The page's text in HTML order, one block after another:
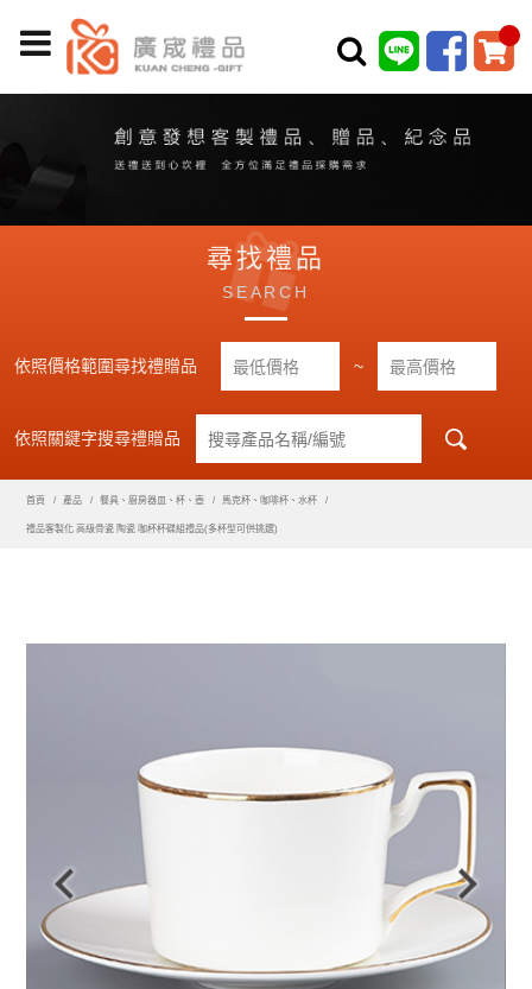
尋找禮品
SEARCH
依照價格範圍尋找禮贈品 ~
依照關鍵字搜尋禮贈品
首頁 產品 餐具、廚房器皿、杯、壺 馬克杯、咖啡杯、水杯
禮品客製化 高級骨瓷 陶瓷 咖杯杯碟組禮品(多杯型可供挑選)